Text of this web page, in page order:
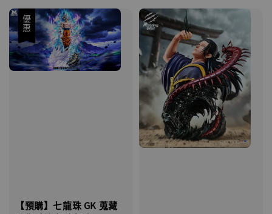
優惠
【預購】七龍珠 GK 蒐藏